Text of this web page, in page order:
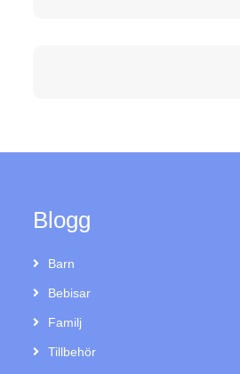
Blogg
Barn
Bebisar
Familj
Tillbehör